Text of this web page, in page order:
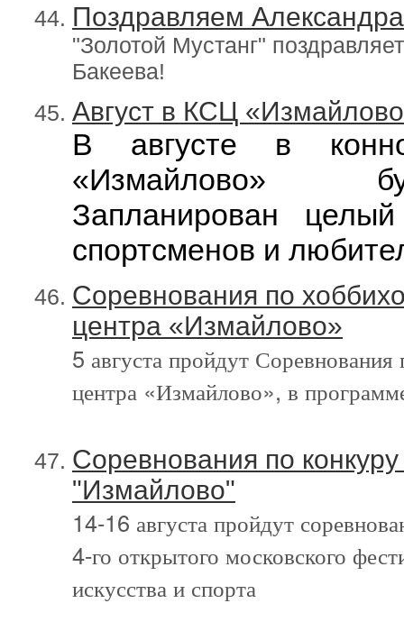
Поздравляем
"Золотой Мустанг"
Бакеева!
Август в КСЦ
В августе в
«Измайлово»
Запланирован
спортсменов и
Соревнования по
центра «Измайлово»
5 августа пройдут
центра «Измайлово», в
Соревнования по
"Измайлово"
14-16 августа пройдут
4-го открытого московского
искусства и спорта